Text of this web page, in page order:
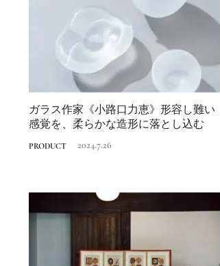
ガラス作家《小路口力恵》形容し難い
感覚を、柔らかな造形に落とし込む
PRODUCT 2024.7.26